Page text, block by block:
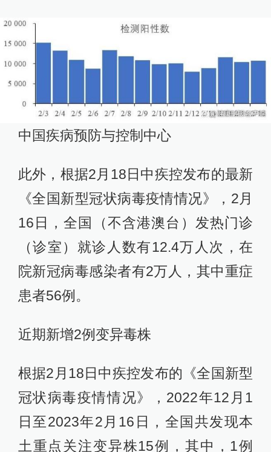
中国疾病预防与控制中心
此外，根据2月18日中疾控发布的最新
《全国新型冠状病毒疫情情况》，2月
16日，全国（不含港澳台）发热门诊
（诊室）就诊人数有12.4万人次，在
院新冠病毒感染者有2万人，其中重症
患者56例。
近期新增2例变异毒株
根据2月18日中疾控发布的《全国新型
冠状病毒疫情情况》，2022年12月1
日至2023年2月16日，全国共发现本
土重点关注变异株15例，其中，1例